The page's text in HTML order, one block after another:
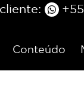
Conteúdo